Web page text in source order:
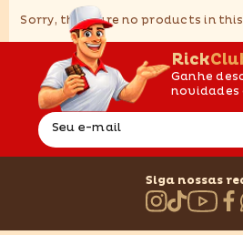
Sorry, there are no products in
Ganhe
novidades
Seu e-mail
Siga nossas